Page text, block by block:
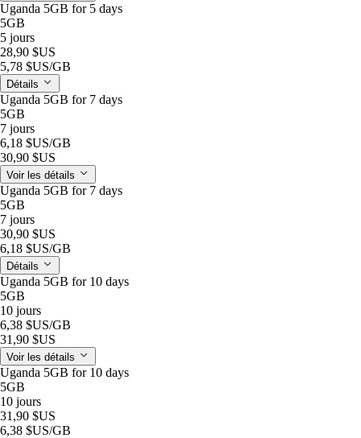
Uganda 5GB for 5 days
5GB
5 jours
28,90 $US
5,78 $US/GB
Détails
Uganda 5GB for 7 days
5GB
7 jours
6,18 $US/GB
30,90 $US
Voir les détails
Uganda 5GB for 7 days
5GB
7 jours
30,90 $US
6,18 $US/GB
Détails
Uganda 5GB for 10 days
5GB
10 jours
6,38 $US/GB
31,90 $US
Voir les détails
Uganda 5GB for 10 days
5GB
10 jours
31,90 $US
6,38 $US/GB